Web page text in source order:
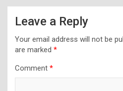
Leave a Reply
Your email address will not be
are marked *
Comment *